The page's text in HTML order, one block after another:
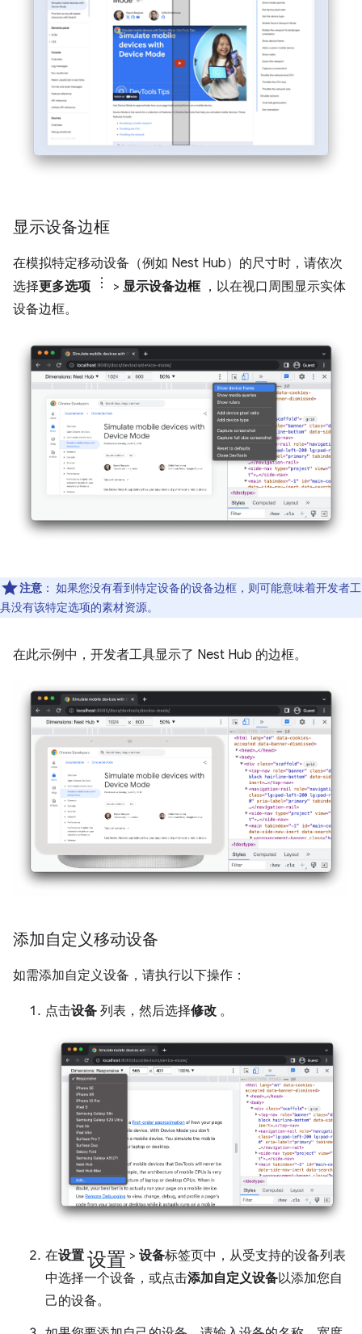
显示设备边框
在模拟特定移动设备（例如 Nest Hub）的尺寸时，请依次
选择更多选项 > 显示设备边框，以在视口周围显示实体
设备边框。
注意 ： 如果您没有看到特定设备的设备边框，则可能意味着开发者工
具没有该特定选项的素材资源。
在此示例中，开发者工具显示了 Nest Hub 的边框。
添加自定义移动设备
如需添加自定义设备，请执行以下操作：
点击设备 列表，然后选择修改 。
在设置 设置 > 设备标签页中，从受支持的设备列表
中选择一个设备，或点击添加自定义设备以添加您自
己的设备。